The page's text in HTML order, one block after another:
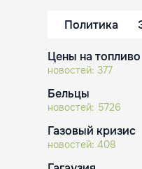
Политика
Цены на топливо
новостей: 377
Бельцы
новостей: 5726
Газовый кризис
новостей: 408